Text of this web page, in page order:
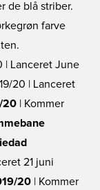
de blå striber.
farve
| Lanceret June
20 | Lanceret
20 | Kommer
21 juni
20 | Kommer